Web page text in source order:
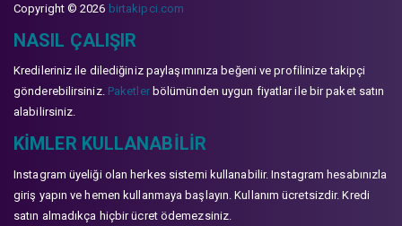
Copyright © 2026 birtakipci.com
NASIL ÇALIŞIR
Kredileriniz ile dilediğiniz paylaşımınıza beğeni ve profilinize takipçi
gönderebilirsiniz. Paketlerbölümünden uygun fiyatlar ile bir paket satın
alabilirsiniz.
KIMLER KULLANABILIR
Instagram üyeliği olan herkes sistemi kullanabilir. Instagram hesabınızla
giriş yapın ve hemen kullanmaya başlayın. Kullanım ücretsizdir. Kredi
satın almadıkça hiçbir ücret ödemezsiniz.